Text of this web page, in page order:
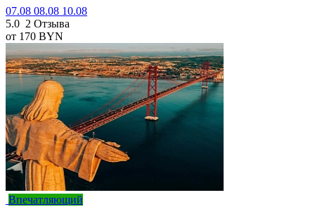
07.08 08.08 10.08
5.0 2 Отзыва
от 170 BYN
Впечатляющий